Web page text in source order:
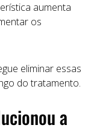
aumenta
os
eliminar essas
do tratamento.
a